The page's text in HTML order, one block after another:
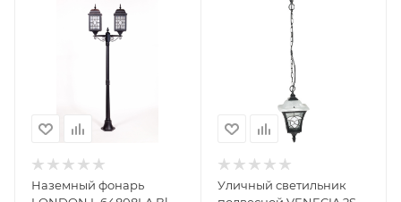
Наземный фонарь
Уличный светильник